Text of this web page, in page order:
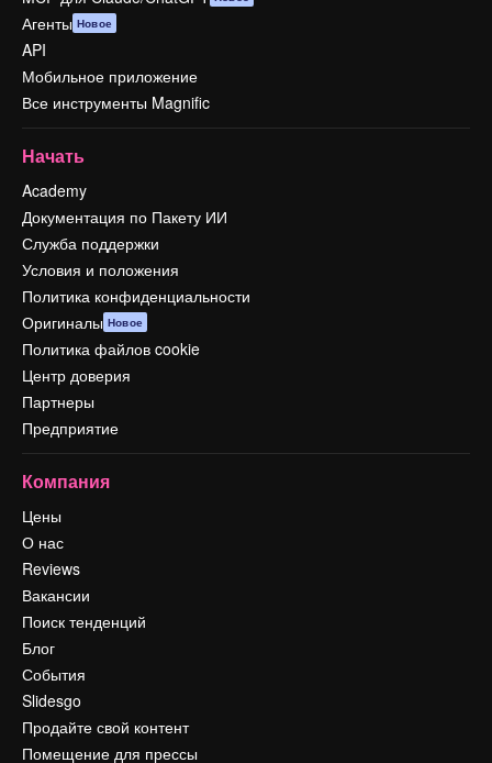
Агенты Новое
API
Мобильное приложение
Все инструменты Magnific
Начать
Academy
Документация по Пакету ИИ
Служба поддержки
Условия и положения
Политика конфиденциальности
Оригиналы Новое
Политика файлов cookie
Центр доверия
Партнеры
Предприятие
Компания
Цены
О нас
Reviews
Вакансии
Поиск тенденций
Блог
События
Slidesgo
Продайте свой контент
Помещение для прессы